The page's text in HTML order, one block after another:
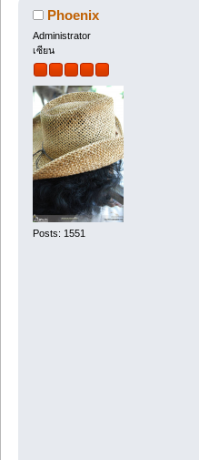
Phoenix
Administrator
เซียน
Posts: 1551